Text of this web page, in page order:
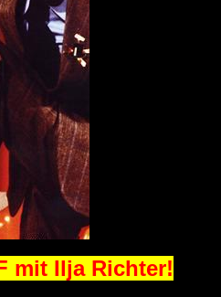
mit Ilja Richter!